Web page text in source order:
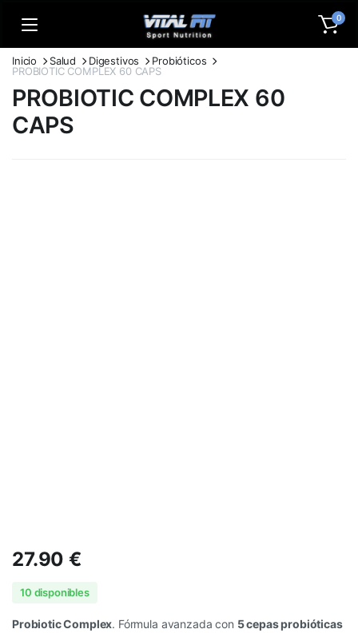
0
Inicio Salud Digestivos
Probióticos
PROBIOTIC COMPLEX 60 CAPS
PROBIOTIC COMPLEX 60
CAPS
27.90€
10 disponibles
Probiotic Complex. Fórmula avanzada con 5 cepas probióticas